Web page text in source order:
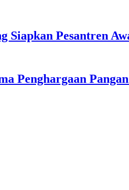
Siapkan Pesantren
Penghargaan